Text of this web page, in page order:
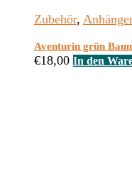
Zubehör, Anhänger
Aventurin grün
€18,00 In den